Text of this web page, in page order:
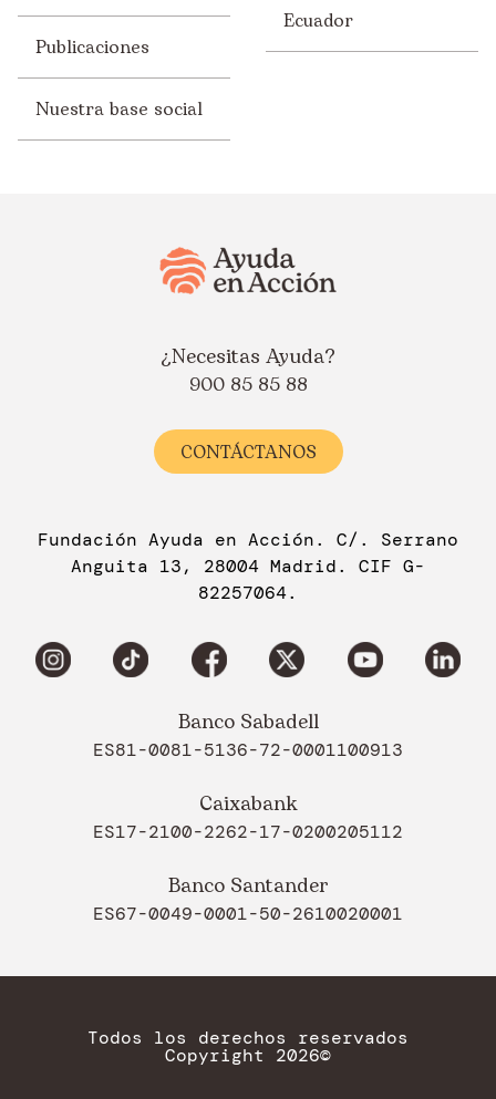
Publicaciones
Nuestra base social
Ecuador
¿Necesitas Ayuda?
900 85 85 88
CONTÁCTANOS
Fundación Ayuda en Acción. C/. Serrano
Anguita 13, 28004 Madrid. CIF G-
82257064.
Banco Sabadell
ES81-0081-5136-72-0001100913
Caixabank
ES17-2100-2262-17-0200205112
Banco Santander
ES67-0049-0001-50-2610020001
Todos los derechos reservados
Copyright 2026©